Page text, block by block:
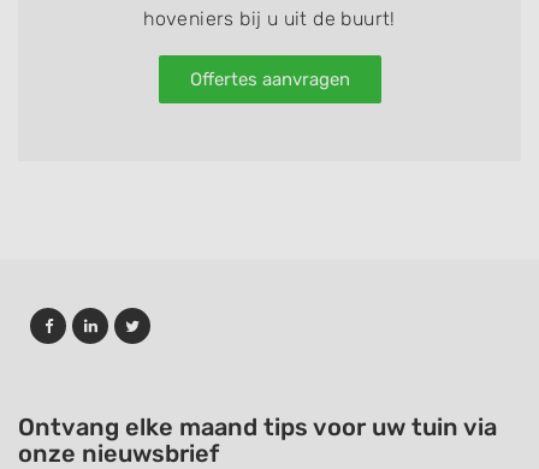
hoveniers bij u uit de buurt!
Offertes aanvragen
Ontvang elke maand tips voor uw tuin via
onze nieuwsbrief